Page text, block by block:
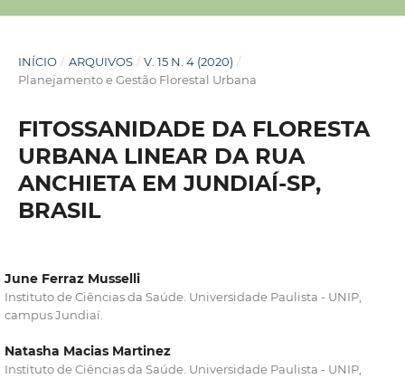
INÍCIO / ARQUIVOS / V. 15 N. 4 (2020) /
Planejamento e Gestão Florestal Urbana
FITOSSANIDADE DA FLORESTA
URBANA LINEAR DA RUA
ANCHIETA EM JUNDIAÍ-SP,
BRASIL
June Ferraz Musselli
Instituto de Ciências da Saúde. Universidade Paulista - UNIP,
campus Jundiaí.
Natasha Macias Martinez
Instituto de Ciências da Saúde. Universidade Paulista - UNIP,